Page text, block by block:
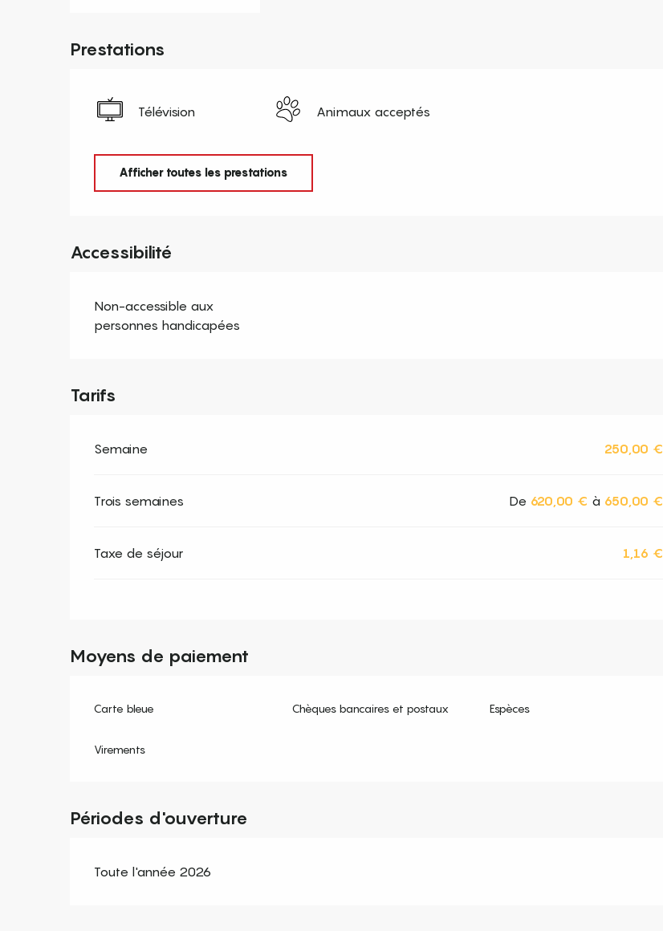
Prestations
Télévision Animaux acceptés
Afficher toutes les prestations
Accessibilité
Non-accessible aux
personnes handicapées
Tarifs
Semaine 250,00 €
Trois semaines De 620,00 € à 650,00 €
Taxe de séjour 1,16 €
Moyens de paiement
Carte bleue Chèques bancaires et postaux Espèces
Virements
Périodes d'ouverture
Toute l'année 2026